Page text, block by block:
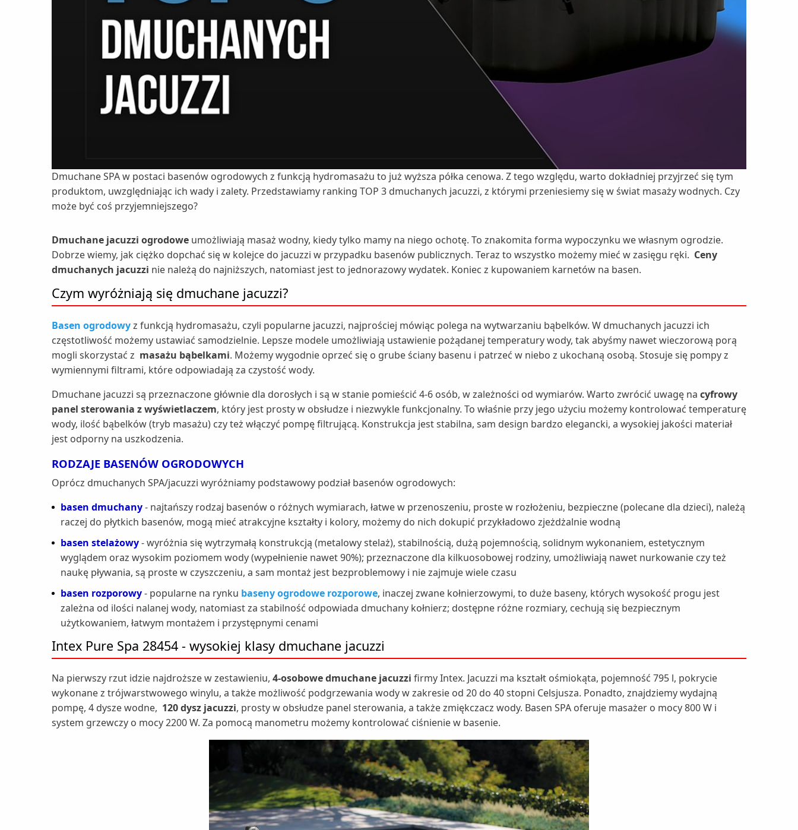
Dmuchane SPA w postaci basenów ogrodowych z funkcją hydromasażu to już wyższa półka cenowa. Z tego względu, warto dokładniej przyjrzeć się tym
produktom, uwzględniając ich wady i zalety. Przedstawiamy ranking TOP 3 dmuchanych jacuzzi, z którymi przeniesiemy się w świat masaży wodnych. Czy
może być coś przyjemniejszego?
Dmuchane jacuzzi ogrodowe umożliwiają masaż wodny, kiedy tylko mamy na niego ochotę. To znakomita forma wypoczynku we własnym ogrodzie.
Dobrze wiemy, jak ciężko dopchać się w kolejce do jacuzzi w przypadku basenów publicznych. Teraz to wszystko możemy mieć w zasięgu ręki. Ceny
dmuchanych jacuzzi nie należą do najniższych, natomiast jest to jednorazowy wydatek. Koniec z kupowaniem karnetów na basen.
Czym wyróżniają się dmuchane jacuzzi?
Basen ogrodowyz funkcją hydromasażu, czyli popularne jacuzzi, najprościej mówiąc polega na wytwarzaniu bąbelków. W dmuchanych jacuzzi ich
częstotliwość możemy ustawiać samodzielnie. Lepsze modele umożliwiają ustawienie pożądanej temperatury wody, tak abyśmy nawet wieczorową porą
mogli skorzystać z masażu bąbelkami. Możemy wygodnie oprzeć się o grube ściany basenu i patrzeć w niebo z ukochaną osobą. Stosuje się pompy z
wymiennymi filtrami, które odpowiadają za czystość wody.
Dmuchane jacuzzi są przeznaczone głównie dla dorosłych i są w stanie pomieścić 4-6 osób, w zależności od wymiarów. Warto zwrócić uwagę na cyfrowy
panel sterowania z wyświetlaczem, który jest prosty w obsłudze i niezwykle funkcjonalny. To właśnie przy jego użyciu możemy kontrolować temperaturę
wody, ilość bąbelków (tryb masażu) czy też włączyć pompę filtrującą. Konstrukcja jest stabilna, sam design bardzo elegancki, a wysokiej jakości materiał
jest odporny na uszkodzenia.
RODZAJE BASENÓW OGRODOWYCH
Oprócz dmuchanych SPA/jacuzzi wyróżniamy podstawowy podział basenów ogrodowych:
basen dmuchany- najtańszy rodzaj basenów o różnych wymiarach, łatwe w przenoszeniu, proste w rozłożeniu, bezpieczne (polecane dla dzieci), należą
raczej do płytkich basenów, mogą mieć atrakcyjne kształty i kolory, możemy do nich dokupić przykładowo zjeżdżalnie wodną
basen stelażowy- wyróżnia się wytrzymałą konstrukcją (metalowy stelaż), stabilnością, dużą pojemnością, solidnym wykonaniem, estetycznym
wyglądem oraz wysokim poziomem wody (wypełnienie nawet 90%); przeznaczone dla kilkuosobowej rodziny, umożliwiają nawet nurkowanie czy też
naukę pływania, są proste w czyszczeniu, a sam montaż jest bezproblemowy i nie zajmuje wiele czasu
basen rozporowy- popularne na rynku baseny ogrodowe rozporowe, inaczej zwane kołnierzowymi, to duże baseny, których wysokość progu jest
zależna od ilości nalanej wody, natomiast za stabilność odpowiada dmuchany kołnierz; dostępne różne rozmiary, cechują się bezpiecznym
użytkowaniem, łatwym montażem i przystępnymi cenami
Intex Pure Spa 28454 - wysokiej klasy dmuchane jacuzzi
Na pierwszy rzut idzie najdroższe w zestawieniu, 4-osobowe dmuchane jacuzzi firmy Intex. Jacuzzi ma kształt ośmiokąta, pojemność 795 l, pokrycie
wykonane z trójwarstwowego winylu, a także możliwość podgrzewania wody w zakresie od 20 do 40 stopni Celsjusza. Ponadto, znajdziemy wydajną
pompę, 4 dysze wodne, 120 dysz jacuzzi, prosty w obsłudze panel sterowania, a także zmiękczacz wody. Basen SPA oferuje masażer o mocy 800 W i
system grzewczy o mocy 2200 W. Za pomocą manometru możemy kontrolować ciśnienie w basenie.